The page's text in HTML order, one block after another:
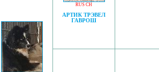
RUS CH
АРТИК ТРЭВЕЛ
ГАВРОШ